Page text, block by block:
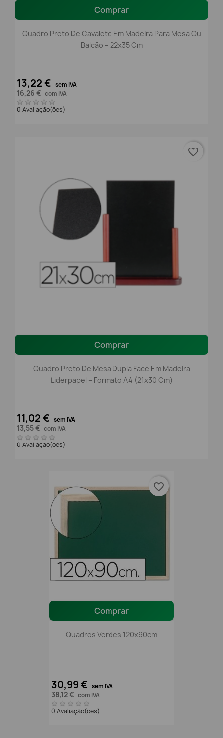
Comprar
Quadro Preto De Cavalete Em Madeira Para Mesa Ou
Balcão – 22x35 Cm
13,22 € sem IVA
16,26 € com IVA
0 Avaliação(ões)
Comprar
Quadro Preto De Mesa Dupla Face Em Madeira
Liderpapel – Formato A4 (21x30 Cm)
11,02 € sem IVA
13,55 € com IVA
0 Avaliação(ões)
favorite_border
Comprar
Quadros Verdes 120x90cm
30,99 € sem IVA
38,12 € com IVA
0 Avaliação(ões)
favorite_border